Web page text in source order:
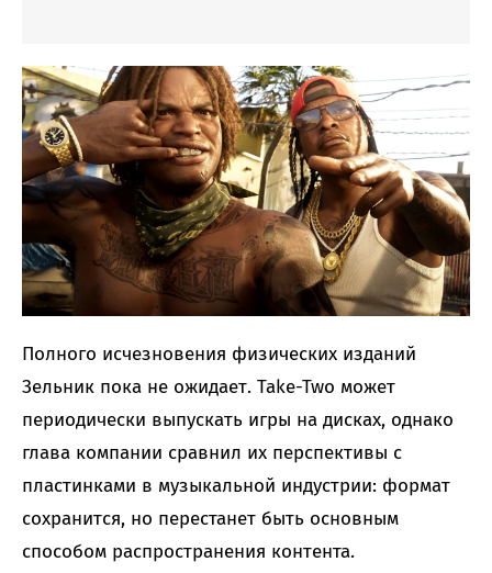
Полного исчезновения физических изданий
Зельник пока не ожидает. Take-Two может
периодически выпускать игры на дисках, однако
глава компании сравнил их перспективы с
пластинками в музыкальной индустрии: формат
сохранится, но перестанет быть основным
способом распространения контента.